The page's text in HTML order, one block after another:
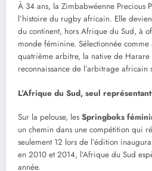
À 34 ans, la Zimbabwéenne Precious
l’histoire du rugby africain. Elle
du continent, hors Afrique du Sud, à
monde féminine. Sélectionnée comme
quatrième arbitre, la native de Harare
reconnaissance de l’arbitrage africain
L’Afrique du Sud, seul
Sur la pelouse, les Springboks
un chemin dans une compétition qui
seulement 12 lors de l’édition
en 2010 et 2014, l’Afrique du Sud
année.